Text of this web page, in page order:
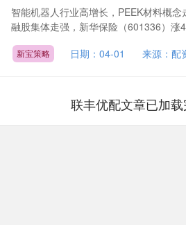
智能机器人行业高增长，PEEK材料概
融股集体走强，新华保险（601336）涨
新宝策略 日期：04-01 来源：配
联丰优配文章已加